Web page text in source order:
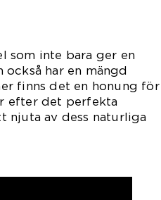
som inte bara ger en
har en mängd
finns det en honung för
efter det perfekta
njuta av dess naturliga